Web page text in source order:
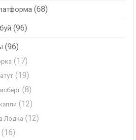
(68)
(96)
(96)
(17)
(19)
(8)
(12)
Лодка (12)
(16)